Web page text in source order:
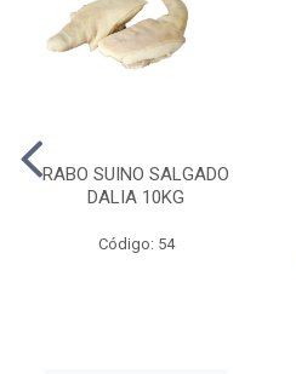
RABO SUINO SALGADO
DALIA 10KG
Código: 54